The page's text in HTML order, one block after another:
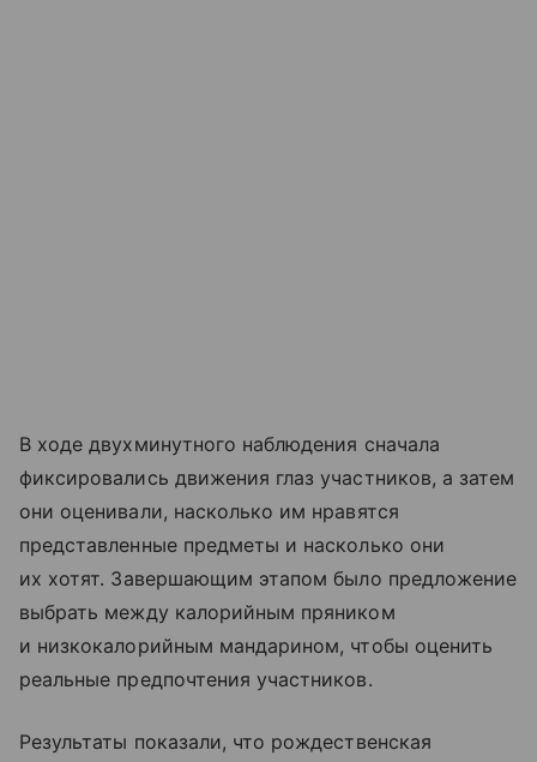
В ходе двухминутного наблюдения сначала
фиксировались движения глаз участников, а затем
они оценивали, насколько им нравятся
представленные предметы и насколько они
их хотят. Завершающим этапом было предложение
выбрать между калорийным пряником
и низкокалорийным мандарином, чтобы оценить
реальные предпочтения участников.
Результаты показали, что рождественская